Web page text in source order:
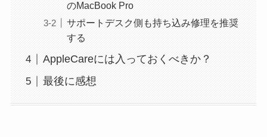
のMacBook Pro
サポートデスク側も持ち込み修理を推奨
する
AppleCareには入っておくべきか？
最後に感想